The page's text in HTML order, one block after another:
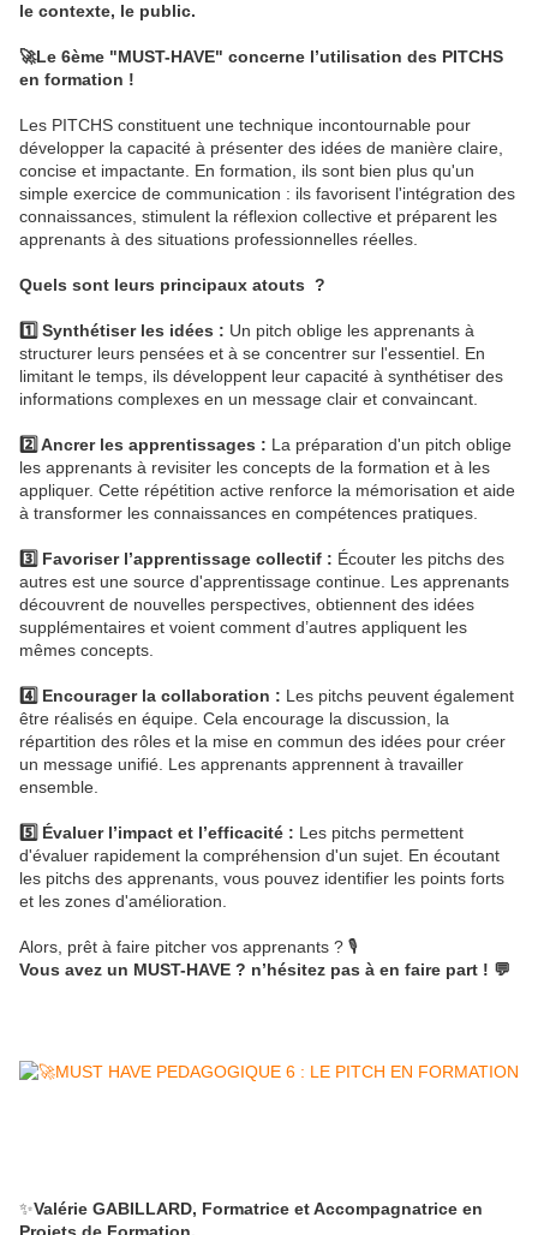
le contexte, le public.
🚀Le 6ème "MUST-HAVE" concerne l’utilisation des PITCHS
en formation !
Les PITCHS constituent une technique incontournable pour
développer la capacité à présenter des idées de manière claire,
concise et impactante. En formation, ils sont bien plus qu'un
simple exercice de communication : ils favorisent l'intégration des
connaissances, stimulent la réflexion collective et préparent les
apprenants à des situations professionnelles réelles.
Quels sont leurs principaux atouts ?
1️⃣ Synthétiser les idées : Un pitch oblige les apprenants à
structurer leurs pensées et à se concentrer sur l'essentiel. En
limitant le temps, ils développent leur capacité à synthétiser des
informations complexes en un message clair et convaincant.
2️⃣ Ancrer les apprentissages : La préparation d'un pitch oblige
les apprenants à revisiter les concepts de la formation et à les
appliquer. Cette répétition active renforce la mémorisation et aide
à transformer les connaissances en compétences pratiques.
3️⃣ Favoriser l’apprentissage collectif : Écouter les pitchs des
autres est une source d'apprentissage continue. Les apprenants
découvrent de nouvelles perspectives, obtiennent des idées
supplémentaires et voient comment d’autres appliquent les
mêmes concepts.
4️⃣ Encourager la collaboration : Les pitchs peuvent également
être réalisés en équipe. Cela encourage la discussion, la
répartition des rôles et la mise en commun des idées pour créer
un message unifié. Les apprenants apprennent à travailler
ensemble.
5️⃣ Évaluer l’impact et l’efficacité : Les pitchs permettent
d'évaluer rapidement la compréhension d'un sujet. En écoutant
les pitchs des apprenants, vous pouvez identifier les points forts
et les zones d'amélioration.
Alors, prêt à faire pitcher vos apprenants ? 🎙️
Vous avez un MUST-HAVE ? n’hésitez pas à en faire part ! 💬
✨Valérie GABILLARD, Formatrice et Accompagnatrice en